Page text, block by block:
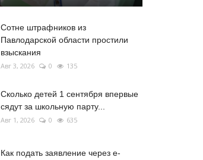
Сотне штрафников из
Павлодарской области простили
взыскания
Авг 3, 2026 0 135
Сколько детей 1 сентября впервые
сядут за школьную парту...
Авг 1, 2026 0 635
Как подать заявление через e-